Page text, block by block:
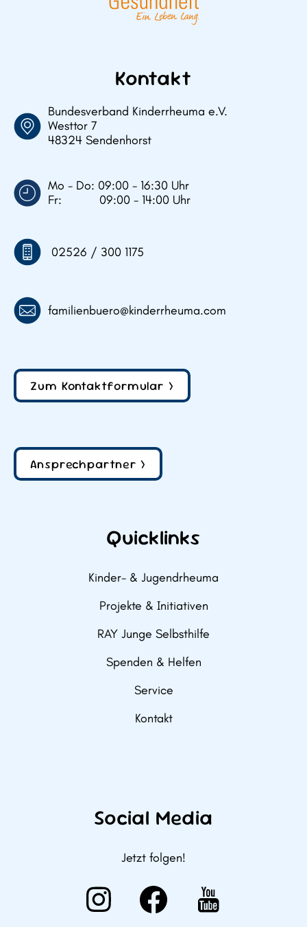
Quicklinks
Kinder- & Jugendrheuma
Projekte & Initiativen
RAY Junge Selbsthilfe
Spenden & Helfen
Service
Kontakt
Kontakt
Bundesverband Kinderrheuma e.V.
Westtor 7
48324 Sendenhorst
Mo - Do: 09:00 - 16:30 Uhr
Fr: 09:00 - 14:00 Uhr
02526 / 300 1175
familienbuero@kinderrheuma.com
Zum Kontaktformular >
Ansprechpartner >
Social Media
Jetzt folgen!